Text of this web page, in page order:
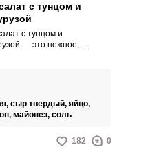
с тунцом и
с тунцом и
— это нежное,
завтраком, который
вас силами на весь
А готовить этот салат одно
ведь вы знаете,
сыр твердый, яйцо,
майонез, соль
182 0